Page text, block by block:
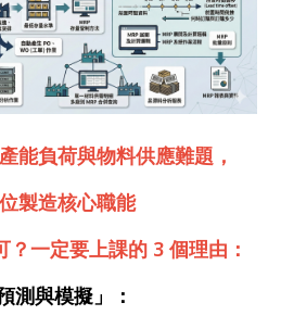
能負荷與物料供應難題，
製造核心職能
一定要上課的 3 個理由：
測與模擬」：